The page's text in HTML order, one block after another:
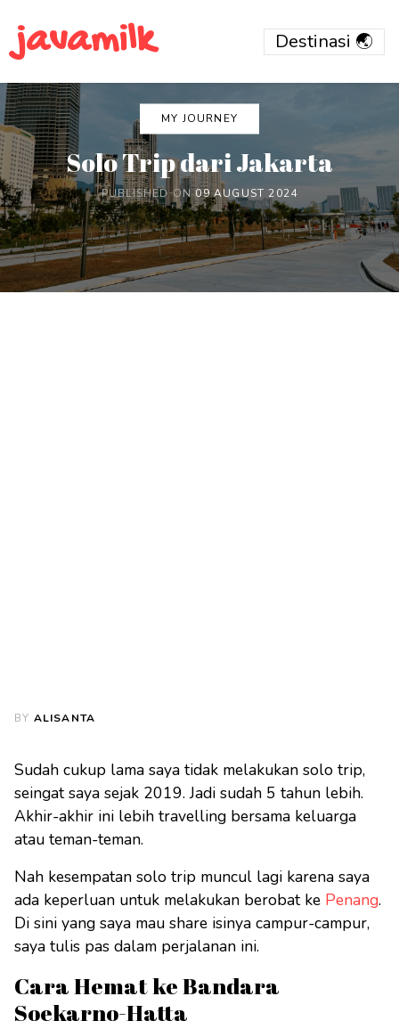
javamilk
MY JOURNEY
Solo Trip dari Jakarta
PUBLISHED ON09 AUGUST 2024
BY ALISANTA
Sudah cukup lama saya tidak melakukan solo trip,
seingat saya sejak 2019. Jadi sudah 5 tahun lebih.
Akhir-akhir ini lebih travelling bersama keluarga
atau teman-teman.
Nah kesempatan solo trip muncul lagi karena saya
ada keperluan untuk melakukan berobat ke Penang.
Di sini yang saya mau share isinya campur-campur,
saya tulis pas dalam perjalanan ini.
Cara Hemat ke Bandara
Soekarno-Hatta